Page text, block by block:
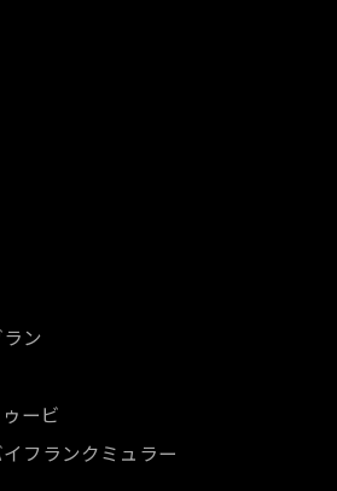
ン
ービ
フランクミュラー